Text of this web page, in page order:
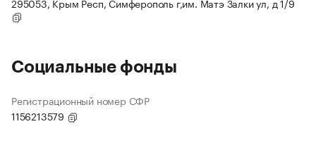
295053, Крым Респ, Симферополь г,им. Матэ Залки ул, д 1/9
Социальные фонды
Регистрационный номер СФР
1156213579